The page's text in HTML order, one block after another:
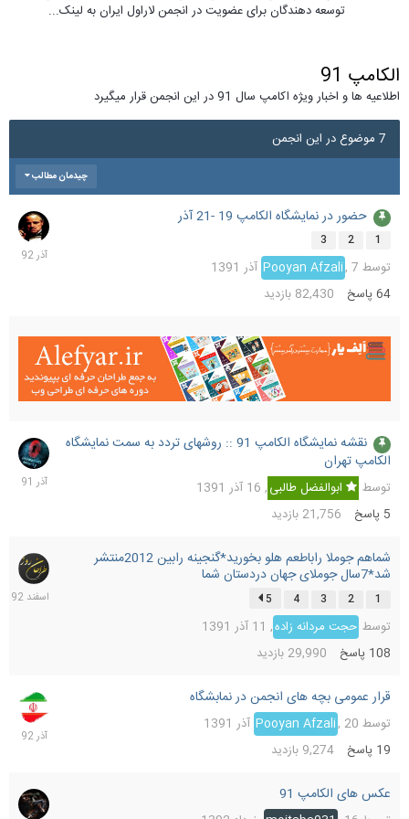
توسعه دهندگان برای عضویت در انجمن لاراول ایران به لینک...
الکامپ 91
اطلاعیه ها و اخبار ویژه اکامپ سال 91 در این انجمن قرار میگیرد
7 موضوع در این انجمن
چیدمان مطالب
حضور در نمایشگاه الکامپ 19 -21 آذر
1
2
3
توسط Pooyan Afzali, 7 آذر 1391
64 پاسخ 82,430 بازدید
نقشه نمایشگاه الکامپ 91 :: روشهای تردد به سمت نمایشگاه
الکامپ تهران
توسط ابوالفضل طالبی, 16 آذر 1391
5 پاسخ 21,756 بازدید
شماهم جوملا راباطعم هلو بخورید*گنجینه رابین 2012منتشر
شد*7سال جوملای جهان دردستان شما
1
2
3
4
5
توسط حجت مردانه زاده, 11 آذر 1391
108 پاسخ 29,990 بازدید
قرار عمومی بچه های انجمن در نمابشگاه
توسط Pooyan Afzali, 20 آذر 1391
19 پاسخ 9,274 بازدید
عکس های الکامپ 91